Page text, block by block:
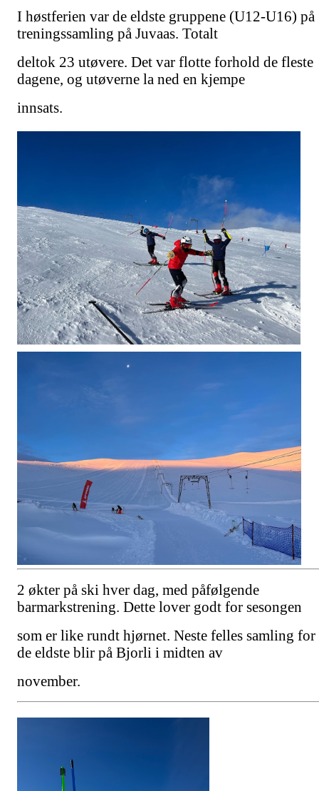
I høstferien var de eldste gruppene (U12-U16) på
treningssamling på Juvaas. Totalt
deltok 23 utøvere. Det var flotte forhold de fleste
dagene, og utøverne la ned en kjempe
innsats.
2 økter på ski hver dag, med påfølgende
barmarkstrening. Dette lover godt for sesongen
som er like rundt hjørnet. Neste felles samling for
de eldste blir på Bjorli i midten av
november.